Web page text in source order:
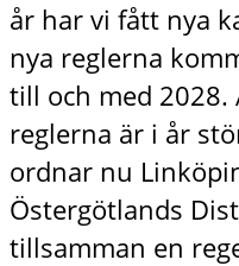
år har vi fått nya
nya reglerna
till och med 2028.
reglerna är i år
ordnar nu
Östergötlands
tillsamman en